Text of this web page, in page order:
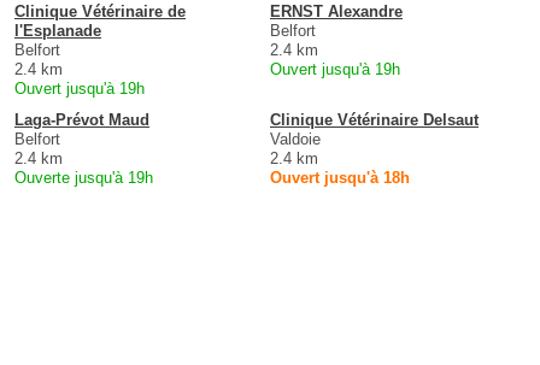
Clinique Vétérinaire de
l'Esplanade
Belfort
2.4 km
Ouvert jusqu'à 19h
ERNST Alexandre
Belfort
2.4 km
Ouvert jusqu'à 19h
Laga-Prévot Maud
Belfort
2.4 km
Ouverte jusqu'à 19h
Clinique Vétérinaire Delsaut
Valdoie
2.4 km
Ouvert jusqu'à 18h